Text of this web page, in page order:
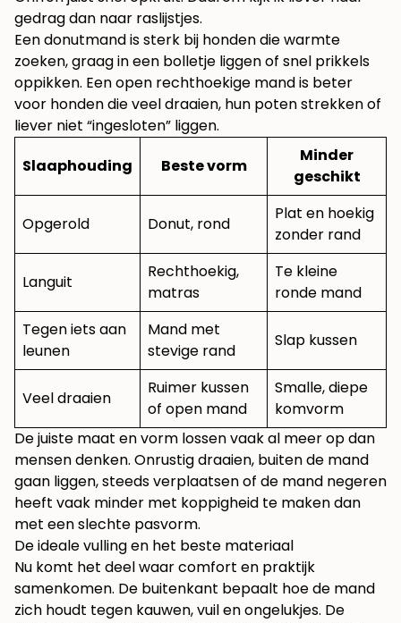
gedrag dan naar raslijstjes.
Een donutmand is sterk bij honden die warmte
zoeken, graag in een bolletje liggen of snel prikkels
oppikken. Een open rechthoekige mand is beter
voor honden die veel draaien, hun poten strekken of
liever niet “ingesloten” liggen.
Slaaphouding
Beste vorm
Minder
geschikt
Opgerold Donut, rond
Plat en hoekig
zonder rand
Languit
Rechthoekig,
matras
Te kleine
ronde mand
Tegen iets aan
leunen
Mand met
stevige rand
Slap kussen
Veel draaien
Ruimer kussen
of open mand
Smalle, diepe
komvorm
De juiste maat en vorm lossen vaak al meer op dan
mensen denken. Onrustig draaien, buiten de mand
gaan liggen, steeds verplaatsen of de mand negeren
heeft vaak minder met koppigheid te maken dan
met een slechte pasvorm.
De ideale vulling en het beste materiaal
Nu komt het deel waar comfort en praktijk
samenkomen. De buitenkant bepaalt hoe de mand
zich houdt tegen kauwen, vuil en ongelukjes. De